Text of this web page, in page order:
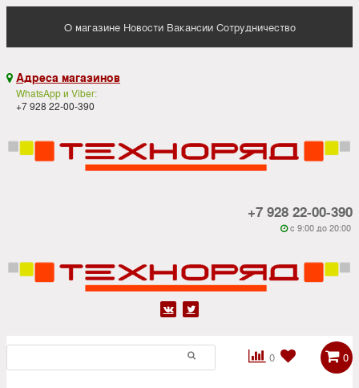
О магазине Новости Вакансии Сотрудничество
 Адреса магазинов
WhatsApp и Viber:
+7 928 22-00-390
+7 928 22-00-390
 c 9:00 до 20:00
 
0

 0